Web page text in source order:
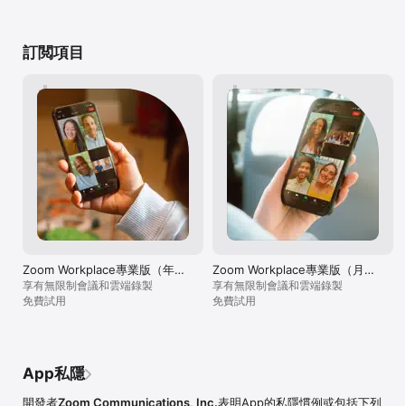
生產力與組織
應用程式即可安排會議和查看訊息。
	•	終結來回敲時間：使用 Zoom Scheduler 分享您的可預約
時段，讓他人直接預訂對彼此都合適的空檔。*
	•	運用 Zoom AI Companion 的代理人技能，回應如「總結
今日會議」等指令，即刻串連您工作流程中的關鍵資訊。
Zoom Workplace 專業版
透過付費訂閱解鎖完整體驗：
	•	會議持續時間無限制（最長 30 小時）。
	•	雲端錄製儲存空間，用於儲存及分享您的會議。
	•	授予其他使用者共同主持及排程的權限。
訂閱資訊：Zoom Workplace 提供免費與付費方案。
teacher. Zoom
function to let
other people
There’s
class. They do
asked by the
playing games
the iOS can
訂閲項目
Zoom Workplace專業版（年
度）
享有無限制會議和雲端錄製
免費試用
Zoom Workplace專業版（月繳
方案）
享有無限制會議和雲端錄製
免費試用
App私隱
開發者Zoom Communications, Inc.表明App的私隱慣例或包括下列